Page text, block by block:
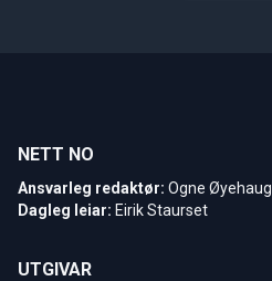
NETT NO
Ansvarleg redaktør: Ogne Øyehaug
Dagleg leiar: Eirik Staurset
UTGIVAR